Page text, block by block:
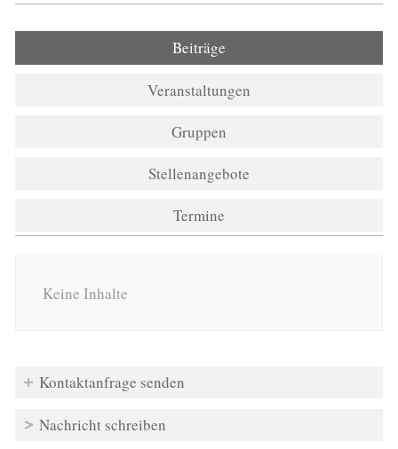
Beiträge
Veranstaltungen
Gruppen
Stellenangebote
Termine
Keine Inhalte
Kontaktanfrage senden
Nachricht schreiben